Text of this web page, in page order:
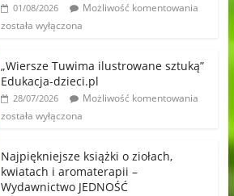
01/08/2026
Możliwość komentowania
została wyłączona
„Wiersze Tuwima ilustrowane sztuką”
Edukacja-dzieci.pl
28/07/2026
Możliwość komentowania
została wyłączona
Najpiękniejsze książki o ziołach,
kwiatach i aromaterapii –
Wydawnictwo JEDNOŚĆ